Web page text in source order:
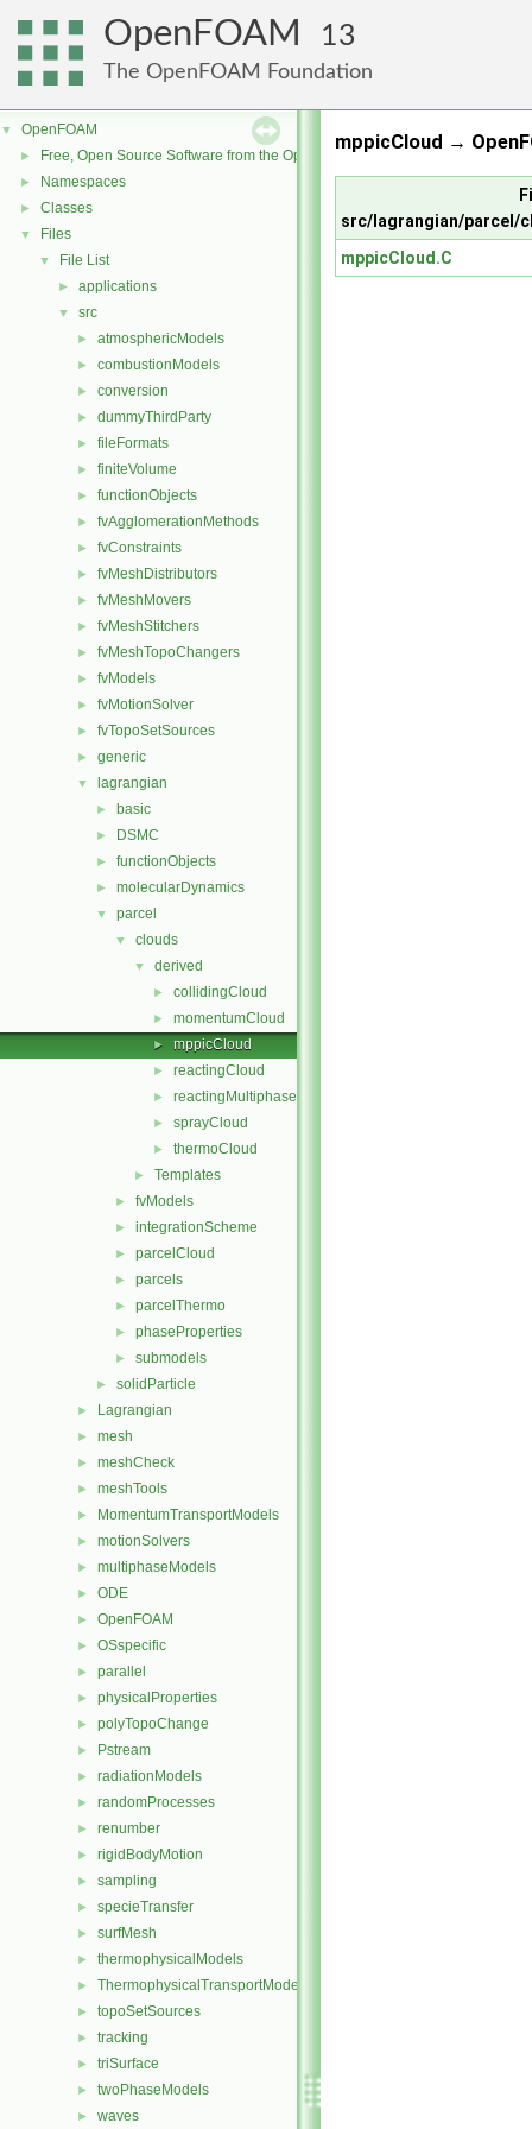
OpenFOAM 13
The OpenFOAM Foundation
▼ OpenFOAM
► Free, Open Source Software from the OpenFOAM Foundation
► Namespaces
► Classes
▼ Files
▼ File List
► applications
▼ src
► atmosphericModels
► combustionModels
► conversion
► dummyThirdParty
► fileFormats
► finiteVolume
► functionObjects
► fvAgglomerationMethods
► fvConstraints
► fvMeshDistributors
► fvMeshMovers
► fvMeshStitchers
► fvMeshTopoChangers
► fvModels
► fvMotionSolver
► fvTopoSetSources
► generic
▼ lagrangian
► basic
► DSMC
► functionObjects
► molecularDynamics
▼ parcel
▼ clouds
▼ derived
► collidingCloud
► momentumCloud
► mppicCloud
► reactingCloud
► reactingMultiphaseCloud
► sprayCloud
► thermoCloud
► Templates
► fvModels
► integrationScheme
► parcelCloud
► parcels
► parcelThermo
► phaseProperties
► submodels
► solidParticle
► Lagrangian
► mesh
► meshCheck
► meshTools
► MomentumTransportModels
► motionSolvers
► multiphaseModels
► ODE
► OpenFOAM
► OSspecific
► parallel
► physicalProperties
► polyTopoChange
► Pstream
► radiationModels
► randomProcesses
► renumber
► rigidBodyMotion
► sampling
► specieTransfer
► surfMesh
► thermophysicalModels
► ThermophysicalTransportModels
► topoSetSources
► tracking
► triSurface
► twoPhaseModels
► waves
mppicCloud →
src/lagrangian/parcel/
mppicCloud.C